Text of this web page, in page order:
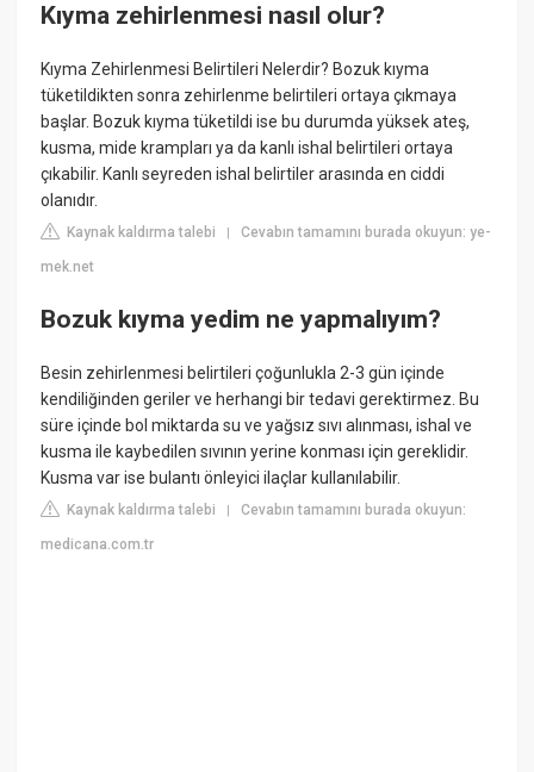
Kıyma zehirlenmesi nasıl olur?
Kıyma Zehirlenmesi Belirtileri Nelerdir? Bozuk kıyma
tüketildikten sonra zehirlenme belirtileri ortaya çıkmaya
başlar. Bozuk kıyma tüketildi ise bu durumda yüksek ateş,
kusma, mide krampları ya da kanlı ishal belirtileri ortaya
çıkabilir. Kanlı seyreden ishal belirtiler arasında en ciddi
olanıdır.
Kaynak kaldırma talebi |Cevabın tamamını burada okuyun: ye-
mek.net
Bozuk kıyma yedim ne yapmalıyım?
Besin zehirlenmesi belirtileri çoğunlukla 2-3 gün içinde
kendiliğinden geriler ve herhangi bir tedavi gerektirmez. Bu
süre içinde bol miktarda su ve yağsız sıvı alınması, ishal ve
kusma ile kaybedilen sıvının yerine konması için gereklidir.
Kusma var ise bulantı önleyici ilaçlar kullanılabilir.
Kaynak kaldırma talebi |Cevabın tamamını burada okuyun:
medicana.com.tr